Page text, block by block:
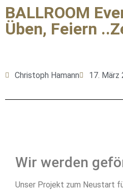
BALLROOM
Üben, Feiern
Christoph Hamann 17. März
Wir werden
Unser Projekt zum Neustart